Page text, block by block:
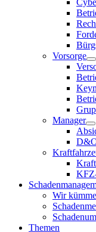
Vorsorge
Manager
Wir
Themen